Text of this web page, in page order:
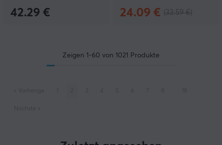
42.29 € 24.09 €
Zeigen 1-60 von 1021 Produkte